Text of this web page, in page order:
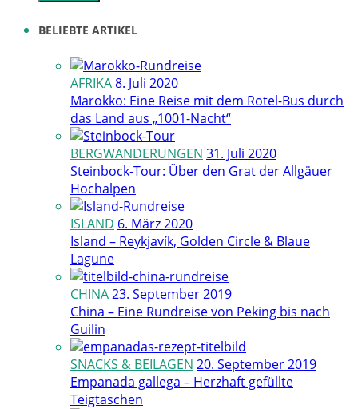
BELIEBTE ARTIKEL
AFRIKA8. Juli 2020
Marokko: Eine Reise mit dem Rotel-Bus durch
das Land aus „1001-Nacht“
BERGWANDERUNGEN 31. Juli 2020
Steinbock-Tour: Über den Grat der Allgäuer
Hochalpen
ISLAND 6. März 2020
Island – Reykjavík, Golden Circle & Blaue
Lagune
CHINA23. September 2019
China – Eine Rundreise von Peking bis nach
Guilin
SNACKS & BEILAGEN 20. September 2019
Empanada gallega – Herzhaft gefüllte
Teigtaschen